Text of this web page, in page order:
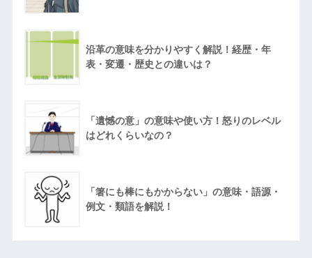
沿革の意味を分かりやすく解説！経歴・年
表・変遷・歴史との違いは？
「遺憾の意」の意味や使い方！怒りのレベル
はどれくらいなの？
「箸にも棒にもかからない」の意味・語源・
例文・類語を解説！